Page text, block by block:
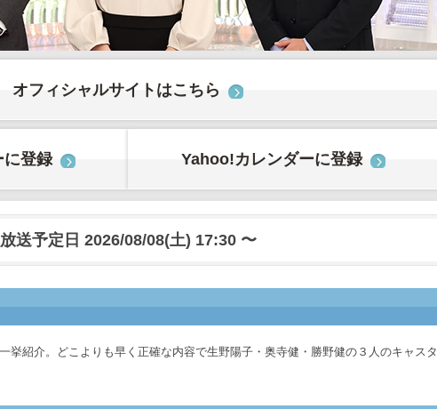
オフィシャルサイトはこちら
登録 Yahoo!カレンダーに登録
放送予定日 2026/08/08(土) 17:30 〜
挙紹介。どこよりも早く正確な内容で生野陽子・奥寺健・勝野健の３人のキャスタ